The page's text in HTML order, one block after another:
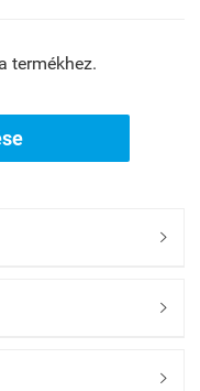
termékhez.


